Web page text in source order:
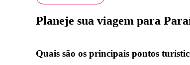
Planeje sua viagem para
Quais são os principais pontos